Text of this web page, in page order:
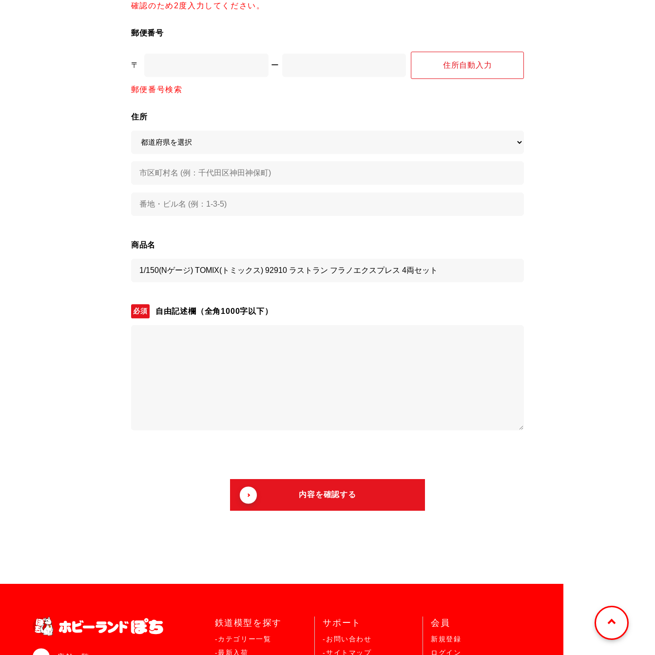
確認のため2度入力してください。
郵便番号
〒 ー 住所自動入力
郵便番号検索
住所
商品名
自由記述欄 （全角1000字以下）
鉄道模型を探す
-カテゴリー一覧
-最新入荷
サポート
-お問い合わせ
-サイトマップ
会員
新規登録
ログイン